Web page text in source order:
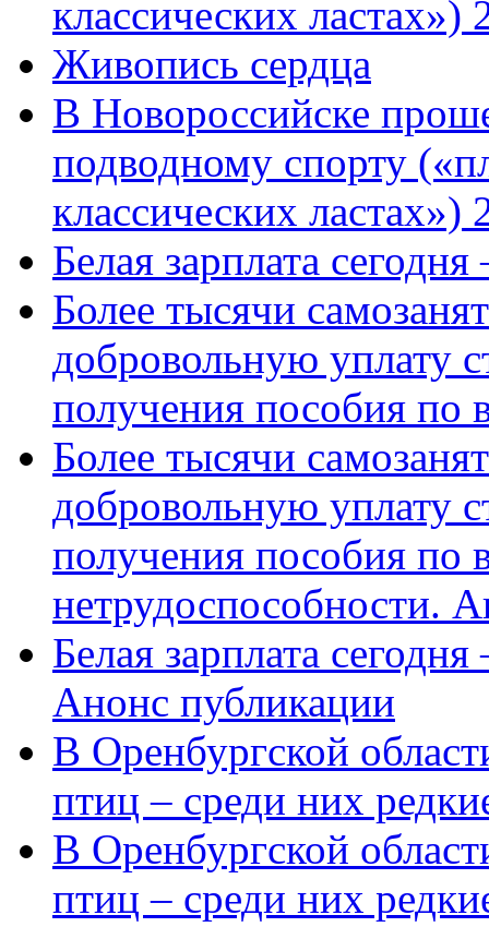
классических
Живопись сердца
В Новороссийске
подводному спорту
классических ластах»)
Белая зарплата
Более тысячи
добровольную уплату
получения пособия по
Более тысячи
добровольную уплату
получения пособия по
нетрудоспособности.
Белая зарплата
Анонс публикации
В Оренбургской
птиц – среди них
В Оренбургской
птиц – среди них